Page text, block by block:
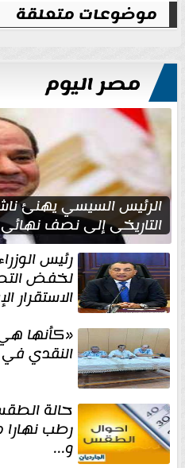
موضوعات متعلقة
مصر اليوم
الرئيس السيسي يهنئ
التاريخي إلى نصف
رئيس
لخفض
الاستقرار
«كأنها
النقدي
حالة
رطب نهارا
و...